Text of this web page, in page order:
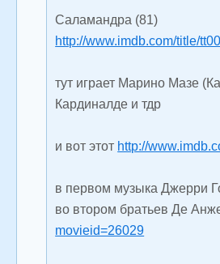
Саламандра (81)
http://www.imdb.com/title/
тут играет Марино Мазе
Кардиналде и тдр
и вот этот http://
в первом музыка Джерри
во втором братьев Де
movieid=26029